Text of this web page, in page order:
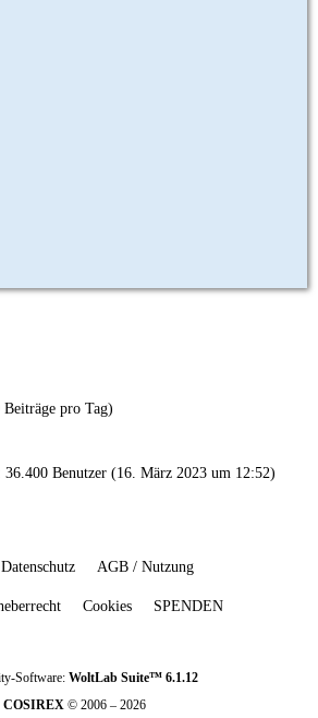
pro Tag)
36.400 Benutzer (16. März 2023 um 12:52)
Datenschutz AGB / Nutzung
Cookies SPENDEN
Software: WoltLab Suite™ 6.1.12
COSIREX© 2006 – 2026